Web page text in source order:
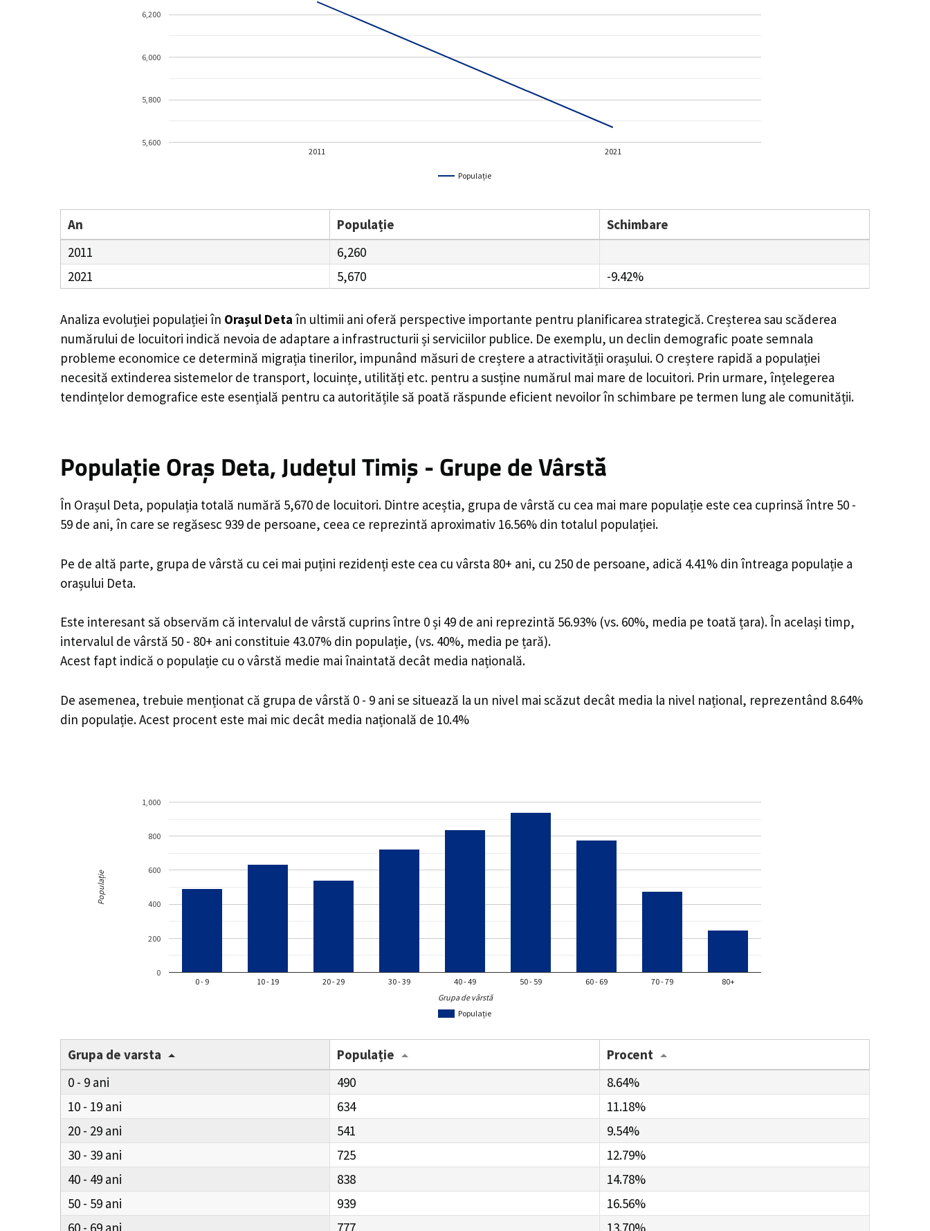
Populație
2011 2021
5,600
5,800
6,000
6,200
An Populație
Schimbare
2011
6,260
2021
5,670 -9.42%
Analiza evoluției populației în Orașul Deta în ultimii ani oferă perspective importante pentru planificarea strategică. Creșterea sau scăderea
numărului de locuitori indică nevoia de adaptare a infrastructurii și serviciilor publice. De exemplu, un declin demografic poate semnala
probleme economice ce determină migrația tinerilor, impunând măsuri de creștere a atractivității orașului. O creștere rapidă a populației
necesită extinderea sistemelor de transport, locuințe, utilități etc. pentru a susține numărul mai mare de locuitori. Prin urmare, înțelegerea
tendințelor demografice este esențială pentru ca autoritățile să poată răspunde eficient nevoilor în schimbare pe termen lung ale comunității.
Populație Oraș Deta, Județul Timiș - Grupe de Vârstă
În Orașul Deta, populația totală numără 5,670 de locuitori. Dintre aceștia, grupa de vârstă cu cea mai mare populație este cea cuprinsă între 50 -
59 de ani, în care se regăsesc 939 de persoane, ceea ce reprezintă aproximativ 16.56% din totalul populației.
Pe de altă parte, grupa de vârstă cu cei mai puțini rezidenți este cea cu vârsta 80+ ani, cu 250 de persoane, adică 4.41% din întreaga populație a
orașului Deta.
Este interesant să observăm că intervalul de vârstă cuprins între 0 și 49 de ani reprezintă 56.93% (vs. 60%, media pe toată țara). În același timp,
intervalul de vârstă 50 - 80+ ani constituie 43.07% din populație, (vs. 40%, media pe țară).
Acest fapt indică o populație cu o vârstă medie mai înaintată decât media națională.
De asemenea, trebuie menționat că grupa de vârstă 0 - 9 ani se situează la un nivel mai scăzut decât media la nivel național, reprezentând 8.64%
din populație. Acest procent este mai mic decât media națională de 10.4%
Populație
0 - 9 10 - 19 20 - 29 30 - 39 40 - 49 50 - 59 60 - 69 70 - 79 80+
0
200
400
600
800
1,000
Grupa de vârstă
Populație
Grupa de varsta Populație
Procent
0 - 9
490
8.64%
10 - 19
634
11.18%
20 - 29
541
9.54%
30 - 39
725
12.79%
40 - 49
838
14.78%
50 - 59
939
16.56%